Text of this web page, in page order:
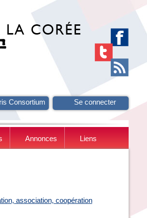
Consortium Se connecter
Annonces Liens
association, coopération